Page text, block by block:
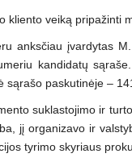
kliento veiką pripažinti
anksčiau įvardytas
kandidatų
paskutinėje –
suklastojimo ir
jį organizavo ir
tyrimo skyriaus